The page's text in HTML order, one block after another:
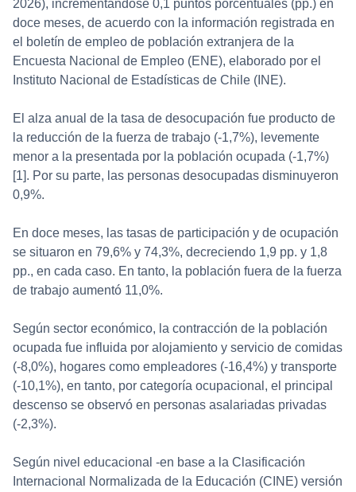
2026), incrementándose 0,1 puntos porcentuales (pp.) en
doce meses, de acuerdo con la información registrada en
el boletín de empleo de población extranjera de la
Encuesta Nacional de Empleo (ENE), elaborado por el
Instituto Nacional de Estadísticas de Chile (INE).
El alza anual de la tasa de desocupación fue producto de
la reducción de la fuerza de trabajo (-1,7%), levemente
menor a la presentada por la población ocupada (-1,7%)
[1]. Por su parte, las personas desocupadas disminuyeron
0,9%.
En doce meses, las tasas de participación y de ocupación
se situaron en 79,6% y 74,3%, decreciendo 1,9 pp. y 1,8
pp., en cada caso. En tanto, la población fuera de la fuerza
de trabajo aumentó 11,0%.
Según sector económico, la contracción de la población
ocupada fue influida por alojamiento y servicio de comidas
(-8,0%), hogares como empleadores (-16,4%) y transporte
(-10,1%), en tanto, por categoría ocupacional, el principal
descenso se observó en personas asalariadas privadas
(-2,3%).
Según nivel educacional -en base a la Clasificación
Internacional Normalizada de la Educación (CINE) versión